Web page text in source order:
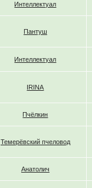
Интеллектуал
Пантуш
Интеллектуал
IRINA
Пчёлкин
Темерёвский пчеловод
Анатолич